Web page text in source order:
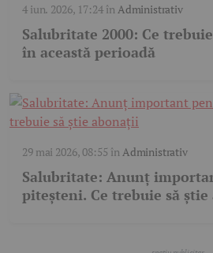
4 iun. 2026, 17:24în Administrativ
Salubritate 2000: Ce
în această perioadă
29 mai 2026, 08:55 în Administrativ
Salubritate: Anunț
piteșteni. Ce trebuie să